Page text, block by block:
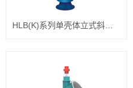
HLB(K)系列单壳体立式斜流泵